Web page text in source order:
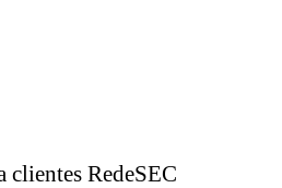
clientes RedeSEC